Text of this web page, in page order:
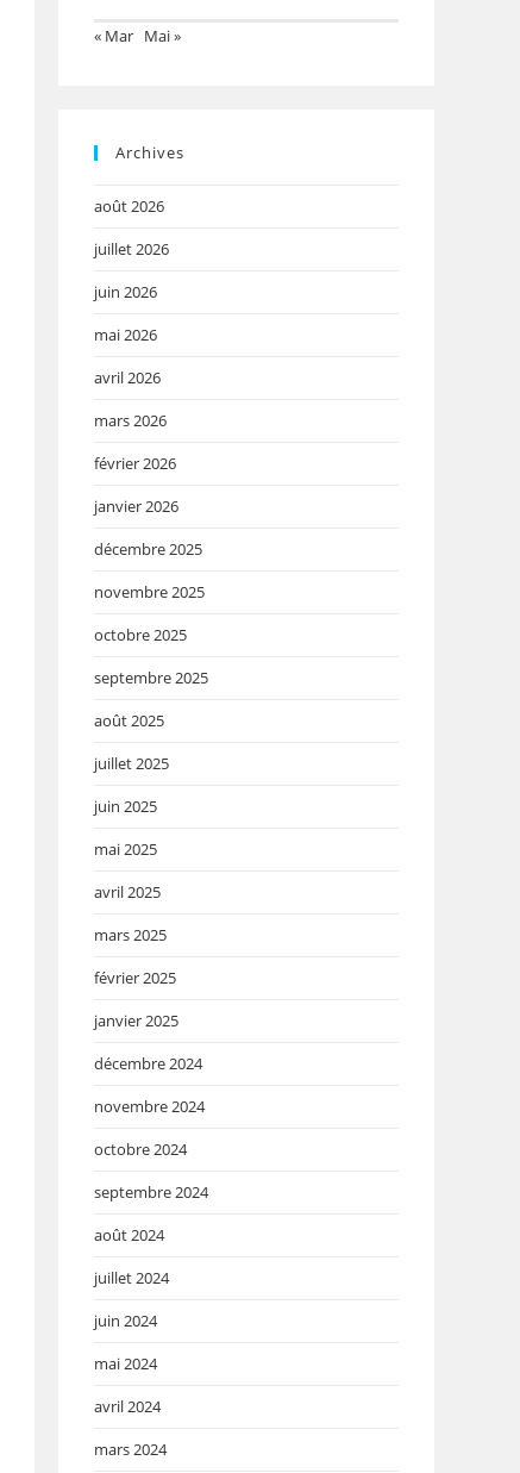
« Mar Mai »
Archives
août 2026
juillet 2026
juin 2026
mai 2026
avril 2026
mars 2026
février 2026
janvier 2026
décembre 2025
novembre 2025
octobre 2025
septembre 2025
août 2025
juillet 2025
juin 2025
mai 2025
avril 2025
mars 2025
février 2025
janvier 2025
décembre 2024
novembre 2024
octobre 2024
septembre 2024
août 2024
juillet 2024
juin 2024
mai 2024
avril 2024
mars 2024